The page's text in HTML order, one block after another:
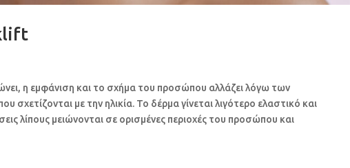
η εμφάνιση και το σχήμα του προσώπου αλλάζει λόγω των
σχετίζονται με την ηλικία. Το δέρμα γίνεται λιγότερο ελαστικό και
λίπους μειώνονται σε ορισμένες περιοχές του προσώπου και